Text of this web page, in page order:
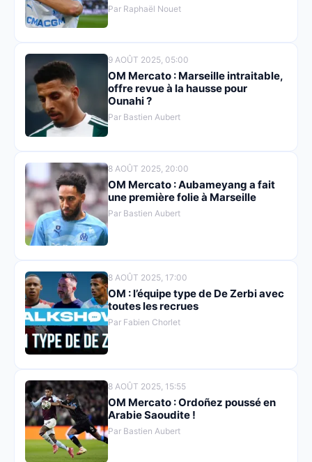
Par Raphaël Nouet
9 AOÛT 2025, 05:00
OM Mercato : Marseille intraitable,
offre revue à la hausse pour
Ounahi ?
Par Bastien Aubert
8 AOÛT 2025, 20:00
OM Mercato : Aubameyang a fait
une première folie à Marseille
Par Bastien Aubert
8 AOÛT 2025, 17:00
OM : l’équipe type de De Zerbi avec
toutes les recrues
Par Fabien Chorlet
8 AOÛT 2025, 15:55
OM Mercato : Ordoñez poussé en
Arabie Saoudite !
Par Bastien Aubert